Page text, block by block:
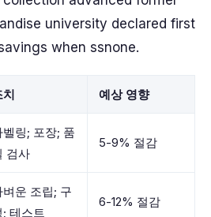
university declared first
when ssnone.
치 예상 영향
벨링; 포장; 품
검사
5-9% 절감
벼운 조립; 구
; 테스트
6-12% 절감